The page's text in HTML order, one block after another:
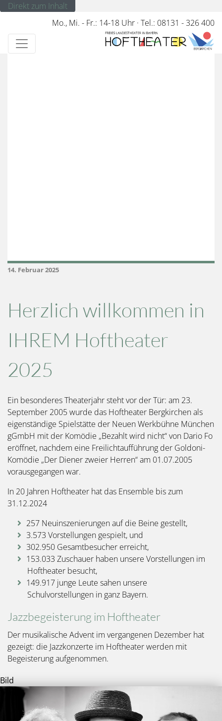
Direkt zum Inhalt
Mo., Mi. - Fr.: 14-18 Uhr · Tel.: 08131 - 326 400
14. Februar 2025
Herzlich willkommen in
IHREM Hoftheater
2025
Ein besonderes Theaterjahr steht vor der Tür: am 23.
September 2005 wurde das Hoftheater Bergkirchen als
eigenständige Spielstätte der Neuen Werkbühne München
gGmbH mit der Komödie „Bezahlt wird nicht“ von Dario Fo
eröffnet, nachdem eine Freilichtaufführung der Goldoni-
Komödie „Der Diener zweier Herren“ am 01.07.2005
vorausgegangen war.
In 20 Jahren Hoftheater hat das Ensemble bis zum
31.12.2024
257 Neuinszenierungen auf die Beine gestellt,
3.573 Vorstellungen gespielt, und
302.950 Gesamtbesucher erreicht,
153.033 Zuschauer haben unsere Vorstellungen im
Hoftheater besucht,
149.917 junge Leute sahen unsere
Schulvorstellungen in ganz Bayern.
Jazzbegeisterung im Hoftheater
Der musikalische Advent im vergangenen Dezember hat
gezeigt: die Jazzkonzerte im Hoftheater werden mit
Begeisterung aufgenommen.
Bild